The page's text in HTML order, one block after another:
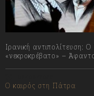
Ιρανική αντιπολίτευση:
«νεκροκρέβατο» –
Ο καιρός στη Πάτρα